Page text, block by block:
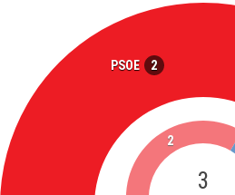
PSOE 2
3
2